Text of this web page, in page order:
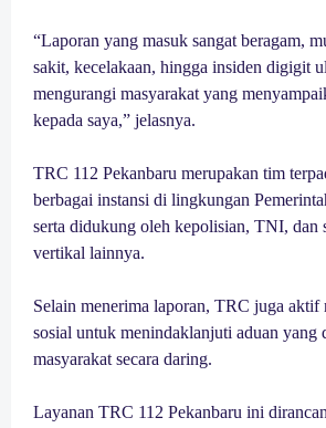
“Laporan yang masuk sangat beragam,
sakit, kecelakaan, hingga insiden digigit
mengurangi masyarakat yang
kepada saya,” jelasnya.
TRC 112 Pekanbaru merupakan tim
berbagai instansi di lingkungan
serta didukung oleh kepolisian, TNI, dan
vertikal lainnya.
Selain menerima laporan, TRC juga aktif
sosial untuk menindaklanjuti aduan yang
masyarakat secara daring.
Layanan TRC 112 Pekanbaru ini